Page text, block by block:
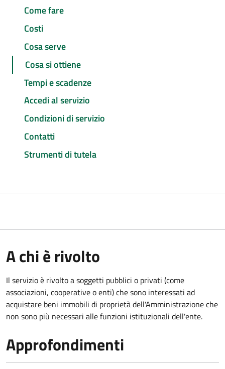
Come fare
Costi
Cosa serve
Cosa si ottiene
Tempi e scadenze
Accedi al servizio
Condizioni di servizio
Contatti
Strumenti di tutela
A chi è rivolto
Il servizio è rivolto a soggetti pubblici o privati (come
associazioni, cooperative o enti) che sono interessati ad
acquistare beni immobili di proprietà dell'Amministrazione che
non sono più necessari alle funzioni istituzionali dell'ente.
Approfondimenti